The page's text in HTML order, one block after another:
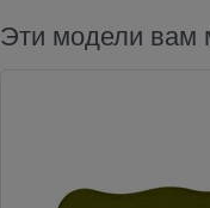
Эти модели вам